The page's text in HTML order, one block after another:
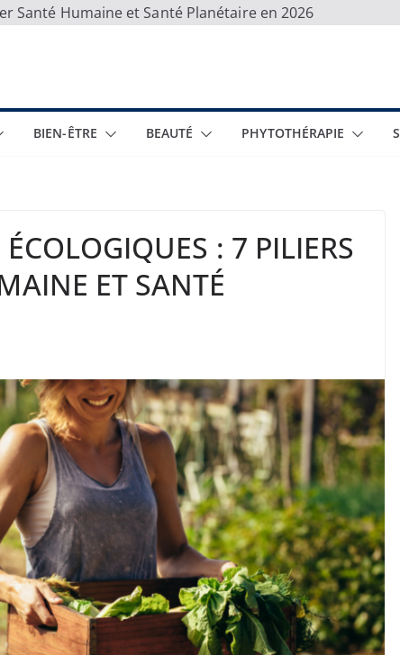
Santé Humaine et Santé Planétaire en 2026
BIEN-ÊTRE BEAUTÉ PHYTOTHÉRAPIE
: 7 PILIERS
ET SANTÉ